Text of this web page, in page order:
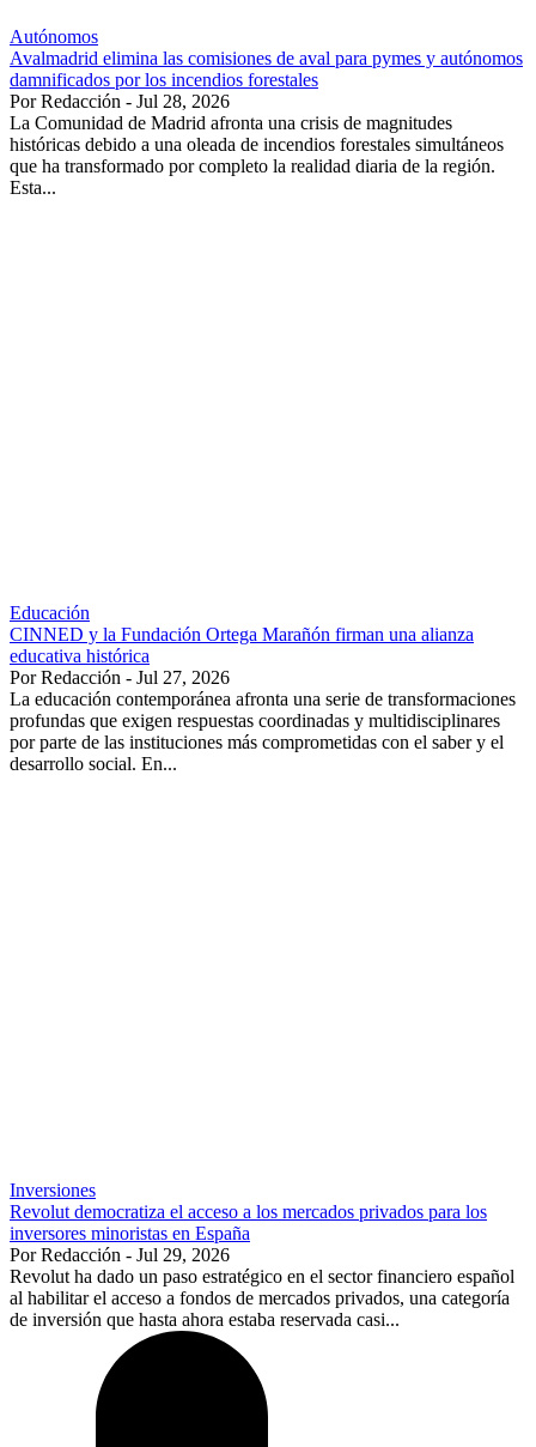
Autónomos
Avalmadrid elimina las comisiones de aval para pymes y autónomos
damnificados por los incendios forestales
Por Redacción - Jul 28, 2026
La Comunidad de Madrid afronta una crisis de magnitudes
históricas debido a una oleada de incendios forestales simultáneos
que ha transformado por completo la realidad diaria de la región.
Esta...
Educación
CINNED y la Fundación Ortega Marañón firman una alianza
educativa histórica
Por Redacción - Jul 27, 2026
La educación contemporánea afronta una serie de transformaciones
profundas que exigen respuestas coordinadas y multidisciplinares
por parte de las instituciones más comprometidas con el saber y el
desarrollo social. En...
Inversiones
Revolut democratiza el acceso a los mercados privados para los
inversores minoristas en España
Por Redacción - Jul 29, 2026
Revolut ha dado un paso estratégico en el sector financiero español
al habilitar el acceso a fondos de mercados privados, una categoría
de inversión que hasta ahora estaba reservada casi...